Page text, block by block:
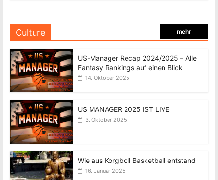
Culture mehr
US-Manager Recap 2024/2025 – Alle
Fantasy Rankings auf einen Blick
14. Oktober 2025
US MANAGER 2025 IST LIVE
3. Oktober 2025
Wie aus Korgboll Basketball entstand
16. Januar 2025